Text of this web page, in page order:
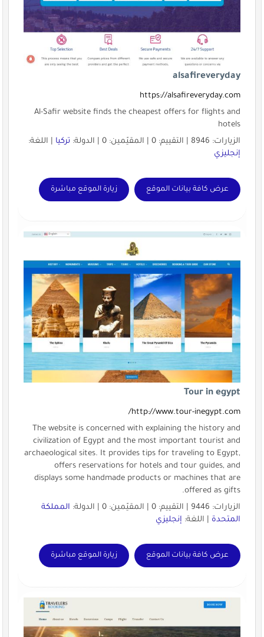
alsafireveryday
https://alsafireveryday.com
Al-Safir website finds the cheapest offers for flights and
hotels
الزيارات: 8946 | التقييم: 0 | المقيّمين: 0 | الدولة:
تركيا| اللغة:
إنجليزي
عرض كافة بيانات الموقع زيارة الموقع مباشرة
Tour in egypt
http://www.tour-inegypt.com/
The website is concerned with explaining the history and
civilization of Egypt and the most important tourist and
archaeological sites. It provides tips for traveling to Egypt,
offers reservations for hotels and tour guides, and
displays some handmade products or machines that are
offered as gifts.
الزيارات: 9446 | التقييم: 0 | المقيّمين: 0 | الدولة:
المملكة
المتحدة| اللغة: إنجليزي
عرض كافة بيانات الموقع زيارة الموقع مباشرة